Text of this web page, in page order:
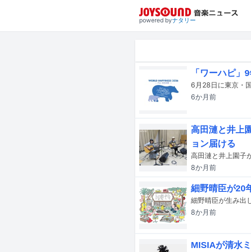
powered byナタリー
「ワーハピ
6か月前
高田漣と井上
ョン届ける
8か月前
細野晴臣が20
8か月前
MISIAが清水